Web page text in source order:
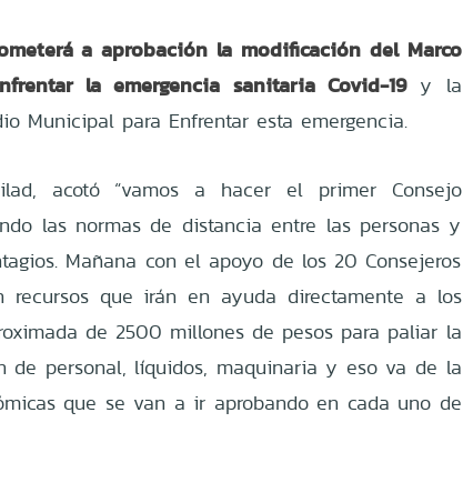
a aprobación la modificación del Marco
la emergencia sanitaria Covid-19y la
Municipal para Enfrentar esta emergencia.
acotó “vamos a hacer el primer Consejo
las normas de distancia entre las personas y
Mañana con el apoyo de los 20 Consejeros
recursos que irán en ayuda directamente a los
de 2500 millones de pesos para paliar la
de personal, líquidos, maquinaria y eso va de la
que se van a ir aprobando en cada uno de